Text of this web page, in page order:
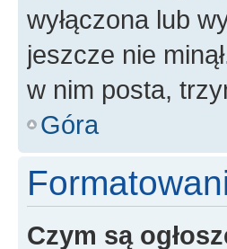
wyłączona lub
jeszcze nie
w nim posta,
Góra
Czym są